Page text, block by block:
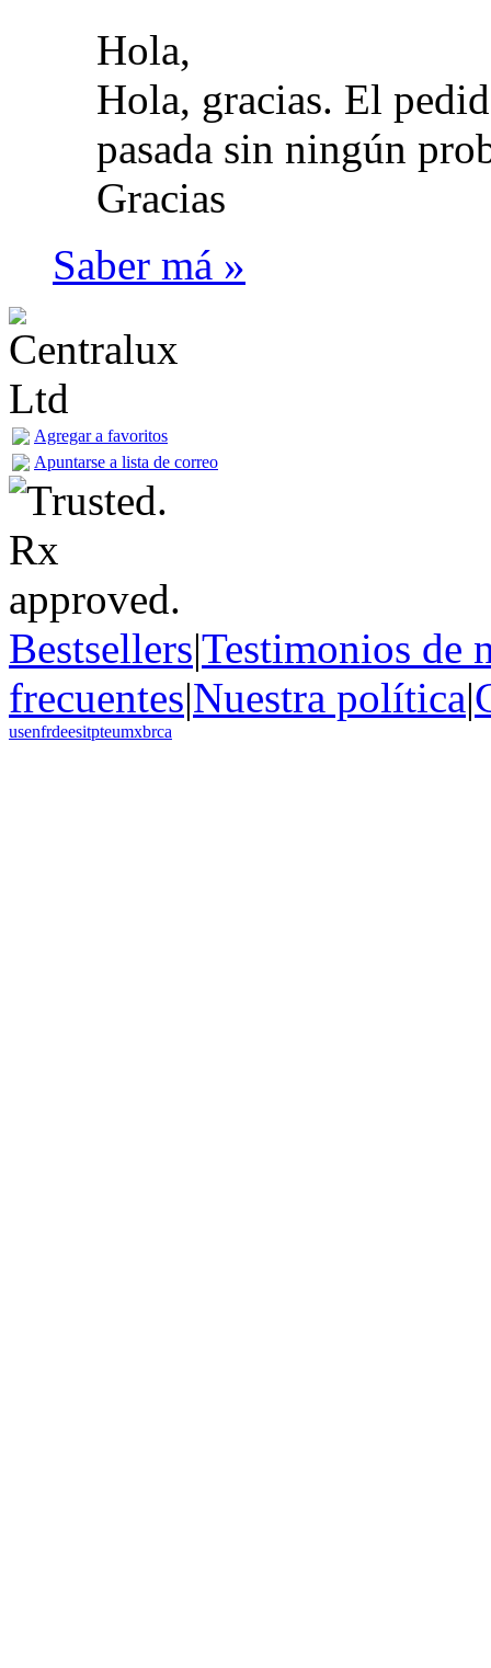
Hola,
Hola, gracias. El
pasada sin ningún
Gracias
Saber má »
Agregar a favoritos
Apuntarse a lista de correo
Bestsellers|Testimonios de
frecuentes|Nuestra política|
usenfrdeesitpteumxbrca